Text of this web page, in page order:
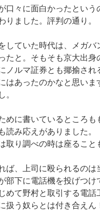
口々に面白かったという
ました。評判の通り。
していた時代は、メガ
たと。そもそも京大出
ノルマ証券とも揶揄さ
はあったのかなと思い
めに書いているところ
み応えがありました。
取り調べの時は座ること
ば、上司に殴られるのは
部下に電話機を投げつけ
めて野村と取引する電
扱う奴らとは付き合え